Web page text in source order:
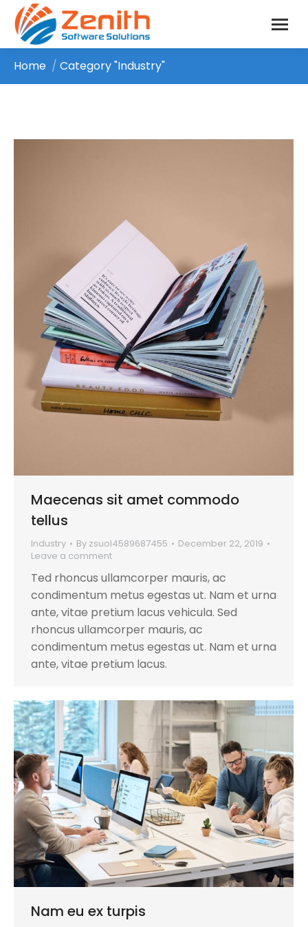
You are here:
Home Category "Industry"
Maecenas sit amet commodo
tellus
Industry By zsuol4589687455
December 22, 2019
Leave a comment
Ted rhoncus ullamcorper mauris, ac
condimentum metus egestas ut. Nam et urna
ante, vitae pretium lacus vehicula. Sed
rhoncus ullamcorper mauris, ac
condimentum metus egestas ut. Nam et urna
ante, vitae pretium lacus.
Nam eu ex turpis